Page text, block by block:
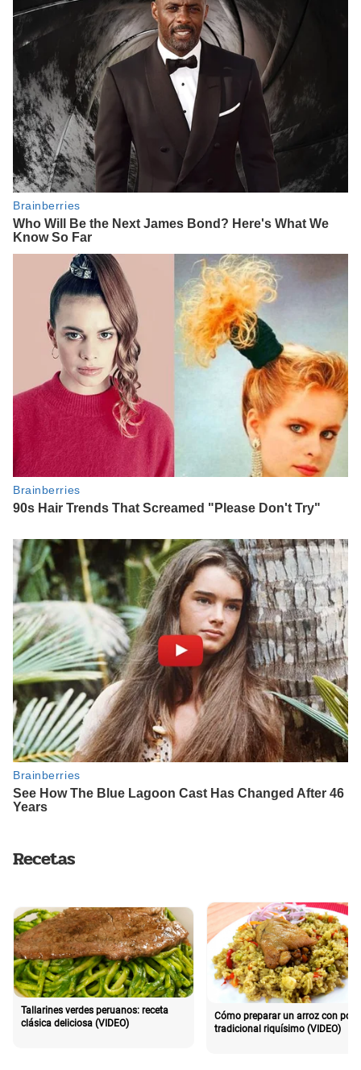
Recetas
Tallarines verdes peruanos: receta
clásica deliciosa (VIDEO)
Cómo preparar un arroz con pollo
tradicional riquísimo (VIDEO)